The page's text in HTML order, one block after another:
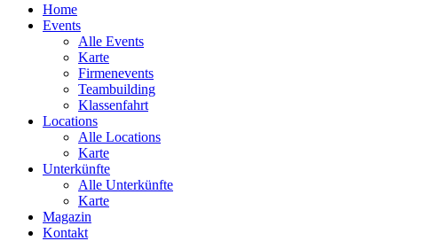
Home
Events
Alle Events
Karte
Firmenevents
Teambuilding
Klassenfahrt
Locations
Alle Locations
Karte
Unterkünfte
Alle Unterkünfte
Karte
Magazin
Kontakt